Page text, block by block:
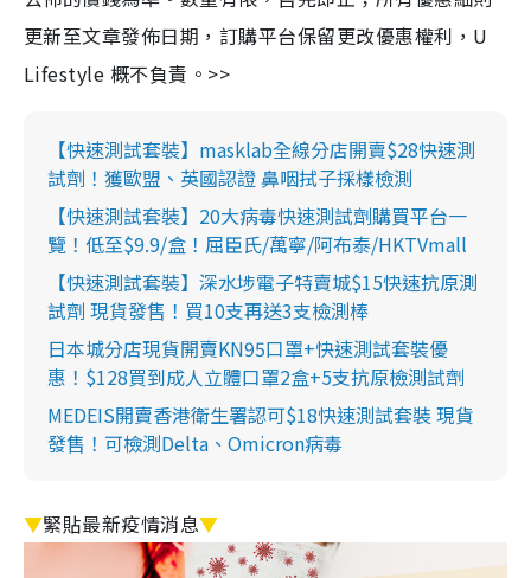
更新至文章發佈日期，訂購平台保留更改優惠權利，U
Lifestyle 概不負責。>>
【快速測試套裝】masklab全線分店開賣$28快速測
試劑！獲歐盟、英國認證 鼻咽拭子採樣檢測
【快速測試套裝】20大病毒快速測試劑購買平台一
覽！低至$9.9/盒！屈臣氏/萬寧/阿布泰/HKTVmall
【快速測試套裝】深水埗電子特賣城$15快速抗原測
試劑 現貨發售！買10支再送3支檢測棒
日本城分店現貨開賣KN95口罩+快速測試套裝優
惠！$128買到成人立體口罩2盒+5支抗原檢測試劑
MEDEIS開賣香港衛生署認可$18快速測試套裝 現貨
發售！可檢測Delta、Omicron病毒
▼緊貼最新疫情消息▼